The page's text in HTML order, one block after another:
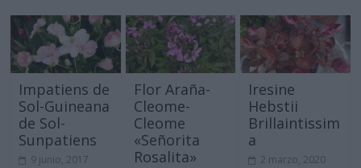
Impatiens de
Sol-Guineana
de Sol-
Sunpatiens
9 junio, 2017
Flor Araña-
Cleome-
Cleome
«Señorita
Rosalita»
Iresine
Hebstii
Brillaintissim
a
2 marzo, 2020